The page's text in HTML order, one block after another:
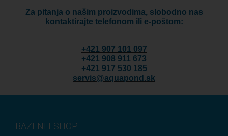
Za pitanja o našim proizvodima, slobodno nas
kontaktirajte telefonom ili e-poštom:
+421 907 101 097
+421 908 911 673
+421 917 530 185
servis@aquapond.sk
BAZENI ESHOP